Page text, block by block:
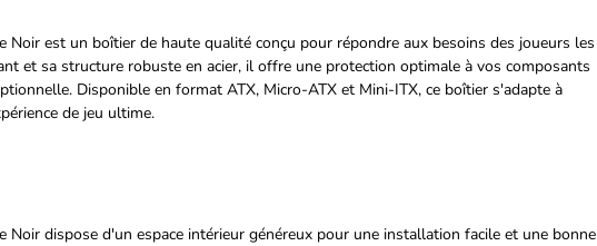
Noir est un boîtier de haute qualité conçu pour répondre aux besoins des joueurs les
et sa structure robuste en acier, il offre une protection optimale à vos composants
Disponible en format ATX, Micro-ATX et Mini-ITX, ce boîtier s'adapte à
de jeu ultime.
Noir dispose d'un espace intérieur généreux pour une installation facile et une bonne